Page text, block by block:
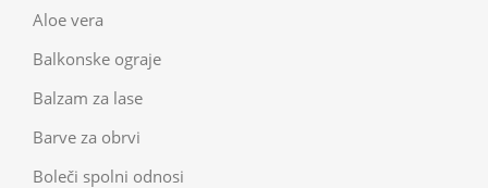
Aloe vera
Balkonske ograje
Balzam za lase
Barve za obrvi
Boleči spolni odnosi